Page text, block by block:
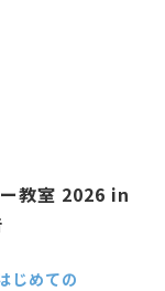
教室 2026 in
じめての